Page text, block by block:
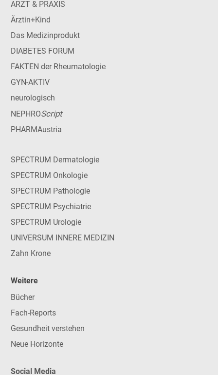
ARZT & PRAXIS
Ärztin+Kind
Das Medizinprodukt
DIABETES FORUM
FAKTEN der Rheumatologie
GYN-AKTIV
neurologisch
NEPHROScript
PHARMAustria
SPECTRUM Dermatologie
SPECTRUM Onkologie
SPECTRUM Pathologie
SPECTRUM Psychiatrie
SPECTRUM Urologie
UNIVERSUM INNERE MEDIZIN
Zahn Krone
Weitere
Bücher
Fach-Reports
Gesundheit verstehen
Neue Horizonte
Social Media